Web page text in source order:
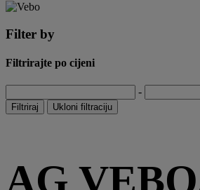
Filter by
Filtrirajte po cijeni
-
Filtriraj Ukloni filtraciju
AG